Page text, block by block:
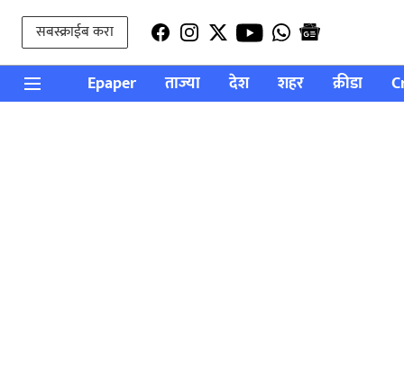
सबस्क्राईब करा
Epaper ताज्या देश शहर क्रीडा